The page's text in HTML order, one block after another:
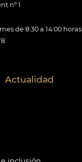
nº 1
de 8:30 a 14:00 horas
Actualidad